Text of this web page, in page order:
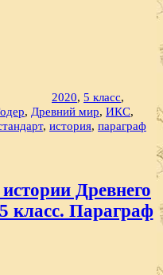
2020, 5 класс,
, Древний мир, ИКС,
, история, параграф
Древнего
класс. Параграф